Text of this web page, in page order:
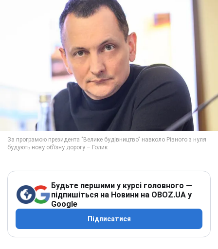
Будьте першими у курсі головного —
підпишіться на Новини на OBOZ.UA у
Google
Підписатися